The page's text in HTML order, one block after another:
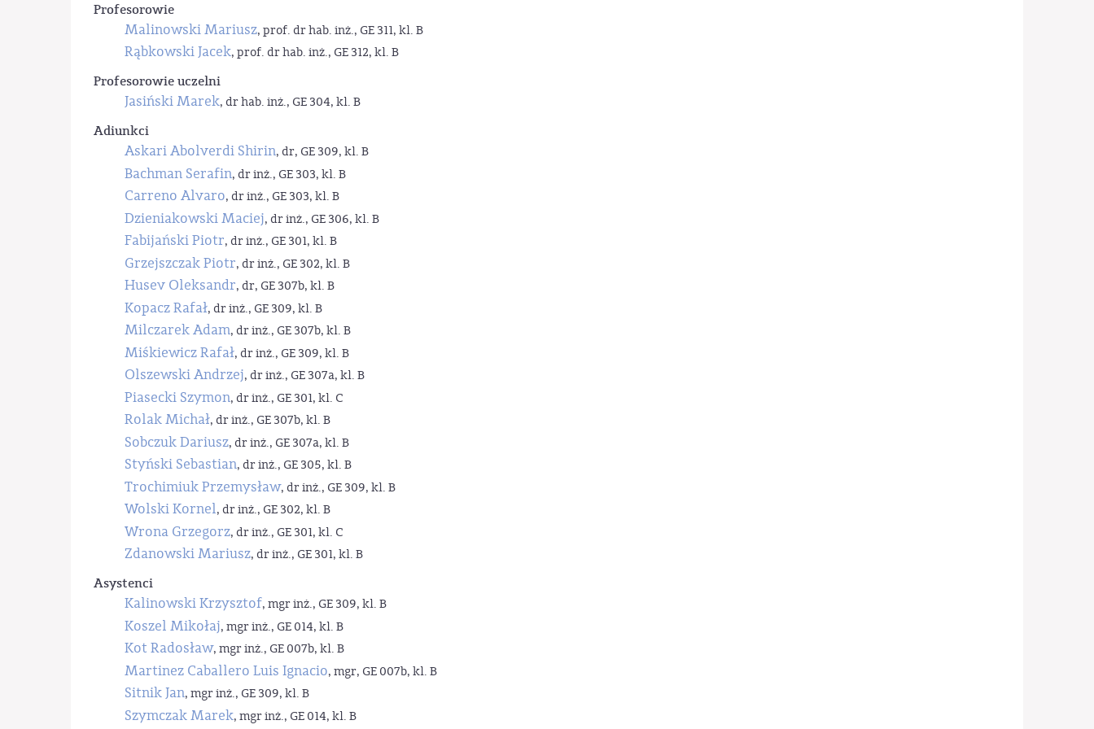
Profesorowie
Malinowski Mariusz, prof. dr hab. inż., GE 311, kl. B
Rąbkowski Jacek, prof. dr hab. inż., GE 312, kl. B
Profesorowie uczelni
Jasiński Marek, dr hab. inż., GE 304, kl. B
Adiunkci
Askari Abolverdi Shirin, dr, GE 309, kl. B
Bachman Serafin, dr inż., GE 303, kl. B
Carreno Alvaro, dr inż., GE 303, kl. B
Dzieniakowski Maciej, dr inż., GE 306, kl. B
Fabijański Piotr, dr inż., GE 301, kl. B
Grzejszczak Piotr, dr inż., GE 302, kl. B
Husev Oleksandr, dr, GE 307b, kl. B
Kopacz Rafał, dr inż., GE 309, kl. B
Milczarek Adam, dr inż., GE 307b, kl. B
Miśkiewicz Rafał, dr inż., GE 309, kl. B
Olszewski Andrzej, dr inż., GE 307a, kl. B
Piasecki Szymon, dr inż., GE 301, kl. C
Rolak Michał, dr inż., GE 307b, kl. B
Sobczuk Dariusz, dr inż., GE 307a, kl. B
Styński Sebastian, dr inż., GE 305, kl. B
Trochimiuk Przemysław, dr inż., GE 309, kl. B
Wolski Kornel, dr inż., GE 302, kl. B
Wrona Grzegorz, dr inż., GE 301, kl. C
Zdanowski Mariusz, dr inż., GE 301, kl. B
Asystenci
Kalinowski Krzysztof, mgr inż., GE 309, kl. B
Koszel Mikołaj, mgr inż., GE 014, kl. B
Kot Radosław, mgr inż., GE 007b, kl. B
Martinez Caballero Luis Ignacio, mgr, GE 007b, kl. B
Sitnik Jan, mgr inż., GE 309, kl. B
Szymczak Marek, mgr inż., GE 014, kl. B